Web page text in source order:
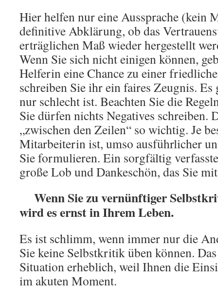
Hier helfen nur eine Aussprache (kein
definitive Abklärung, ob das
erträglichen Maß wieder hergestellt
Wenn Sie sich nicht einigen können,
Helferin eine Chance zu einer
schreiben Sie ihr ein faires Zeugnis.
nur schlecht ist. Beachten Sie die
Sie dürfen nichts Negatives schreiben.
„zwischen den Zeilen“ so wichtig. Je
Mitarbeiterin ist, umso ausführlicher
Sie formulieren. Ein sorgfältig
große Lob und Dankeschön, das Sie
Wenn Sie zu vernünftiger
wird es ernst in Ihrem Leben.
Es ist schlimm, wenn immer nur die
Sie keine Selbstkritik üben können.
Situation erheblich, weil Ihnen die
im akuten Moment.